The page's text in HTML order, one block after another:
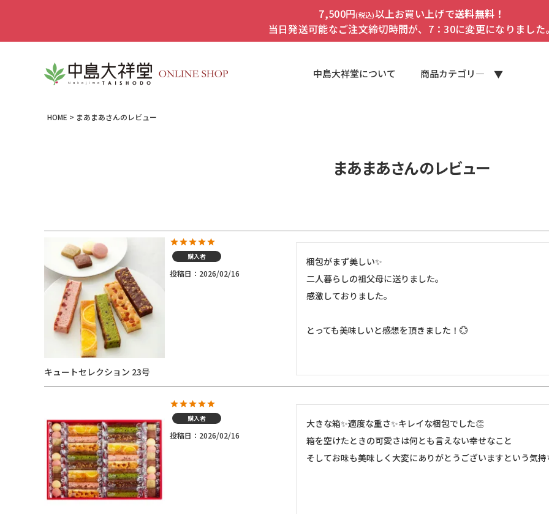
7,500円(税込)以上お買い上げで送料無料！
当日発送可能なご注文締切時間が、7：30に変更になりました。
中島大祥堂について 商品カテゴリ―
HOME まあまあさんのレビュー
まあまあさんのレビュー
キュートセレクション 23号
購入者
投稿日 2026/02/16
梱包がまず美しい✨
二人暮らしの祖父母に送りました。
感激しておりました。
とっても美味しいと感想を頂きました！💮
購入者
投稿日 2026/02/16
大きな箱✨適度な重さ✨キレイな梱包でした👏
箱を空けたときの可愛さは何とも言えない幸せなこと
そしてお味も美味しく大変にありがとうございますという気